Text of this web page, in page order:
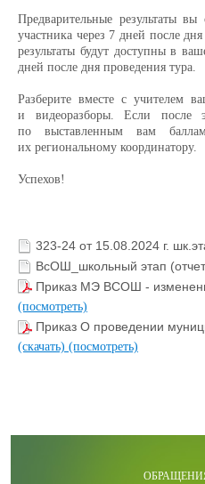
Предварительные результаты
участника через 7 дней после
результаты будут доступны в
дней после дня проведения тура.
Разберите вместе с учителем
и видеоразборы. Если после
по выставленным вам
их региональному координатору.
Успехов!
323-24 от 15.08.2024 г.
ВсОШ_школьный этап
Приказ МЭ ВСОШ -
(посмотреть)
Приказ О проведении
(скачать) (посмотреть)